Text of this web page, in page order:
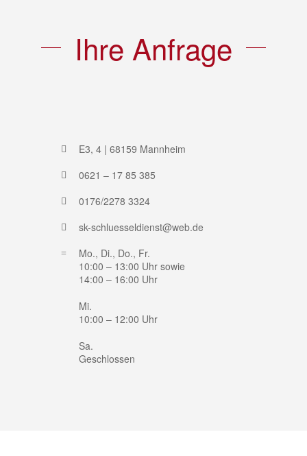
Ihre Anfrage
E3, 4 | 68159 Mannheim
0621 – 17 85 385
0176/2278 3324
sk-schluesseldienst@web.de
Mo., Di., Do., Fr.
10:00 – 13:00 Uhr sowie
14:00 – 16:00 Uhr
Mi.
10:00 – 12:00 Uhr
Sa.
Geschlossen